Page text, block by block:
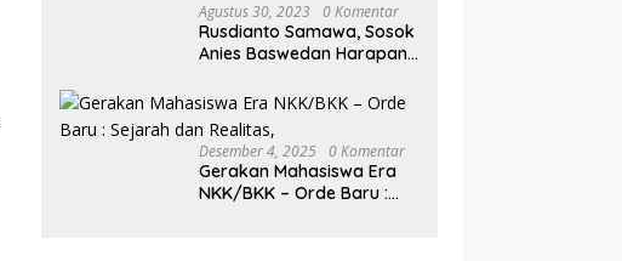
Agustus 30, 2023 0 Komentar
Rusdianto Samawa, Sosok
Anies Baswedan Harapan
Desember 4, 2025 0 Komentar
Gerakan Mahasiswa Era
NKK/BKK – Orde Baru :